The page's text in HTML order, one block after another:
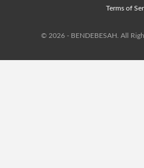
Terms of
© 2026 - BENDEBESAH. All